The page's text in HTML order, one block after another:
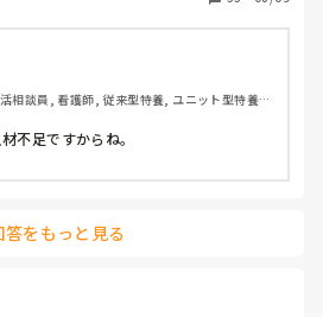
そうで悲しいです。皆さんは、分野
れますか？
相談員, 看護師, 従来型特養, ユニット型特養,
不足ですからね。
答をもっと見る